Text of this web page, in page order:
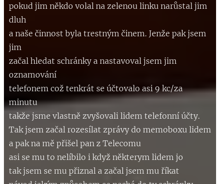
pokud jim někdo volal na zelenou linku narůstal jim
dluh
a naše činnost byla trestným činem. Jenže pak jsem
jim
začal hledat schránky a nastavoval jsem jim
oznamování
telefonem což tenkrát se účtovalo asi 9 kc/za
minutu
takže jsme vlastně zvyšovali lidem telefonní účty.
Tak jsem začal rozesílat zprávy do memoboxu lidem
a pak na mě přišel pan z Telecomu
asi se mu to nelíbilo i když některym lidem jo
tak jsem se mu přiznal a začal jsem mu říkat